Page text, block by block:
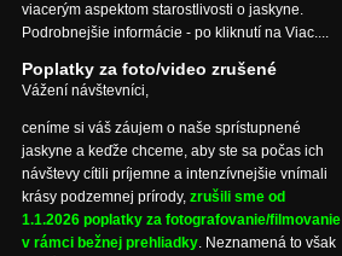
viacerým aspektom starostlivosti o jaskyne.
Podrobnejšie informácie - po kliknutí na Viac....
Poplatky za foto/video zrušené
Vážení návštevníci,
ceníme si váš záujem o naše sprístupnené
jaskyne a keďže chceme, aby ste sa počas ich
návštevy cítili príjemne a intenzívnejšie vnímali
krásy podzemnej prírody, zrušili sme od
1.1.2026 poplatky za fotografovanie/filmovanie
v rámci bežnej prehliadky. Neznamená to však